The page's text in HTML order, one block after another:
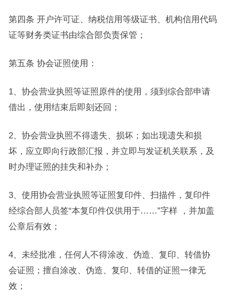
第四条 开户许可证、纳税信用等级证书、机构信用代码
证等财务类证书由综合部负责保管；
第五条 协会证照使用：
1、协会营业执照等证照原件的使用，须到综合部申请
借出，使用结束后即刻还回；
2、协会营业执照不得遗失、损坏；如出现遗失和损
坏，应立即向行政部汇报，并立即与发证机关联系，及
时办理证照的挂失和补办；
3、使用协会营业执照等证照复印件、扫描件，复印件
经综合部人员签“本复印件仅供用于……”字样 ，并加盖
公章后有效；
4、未经批准，任何人不得涂改、伪造、复印、转借协
会证照；擅自涂改、伪造、复印、转借的证照一律无
效；